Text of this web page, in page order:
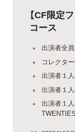
【CF限定
コース
出演者全
コレクタ
出演者１人
出演者１人
出演者１
TWENTIES